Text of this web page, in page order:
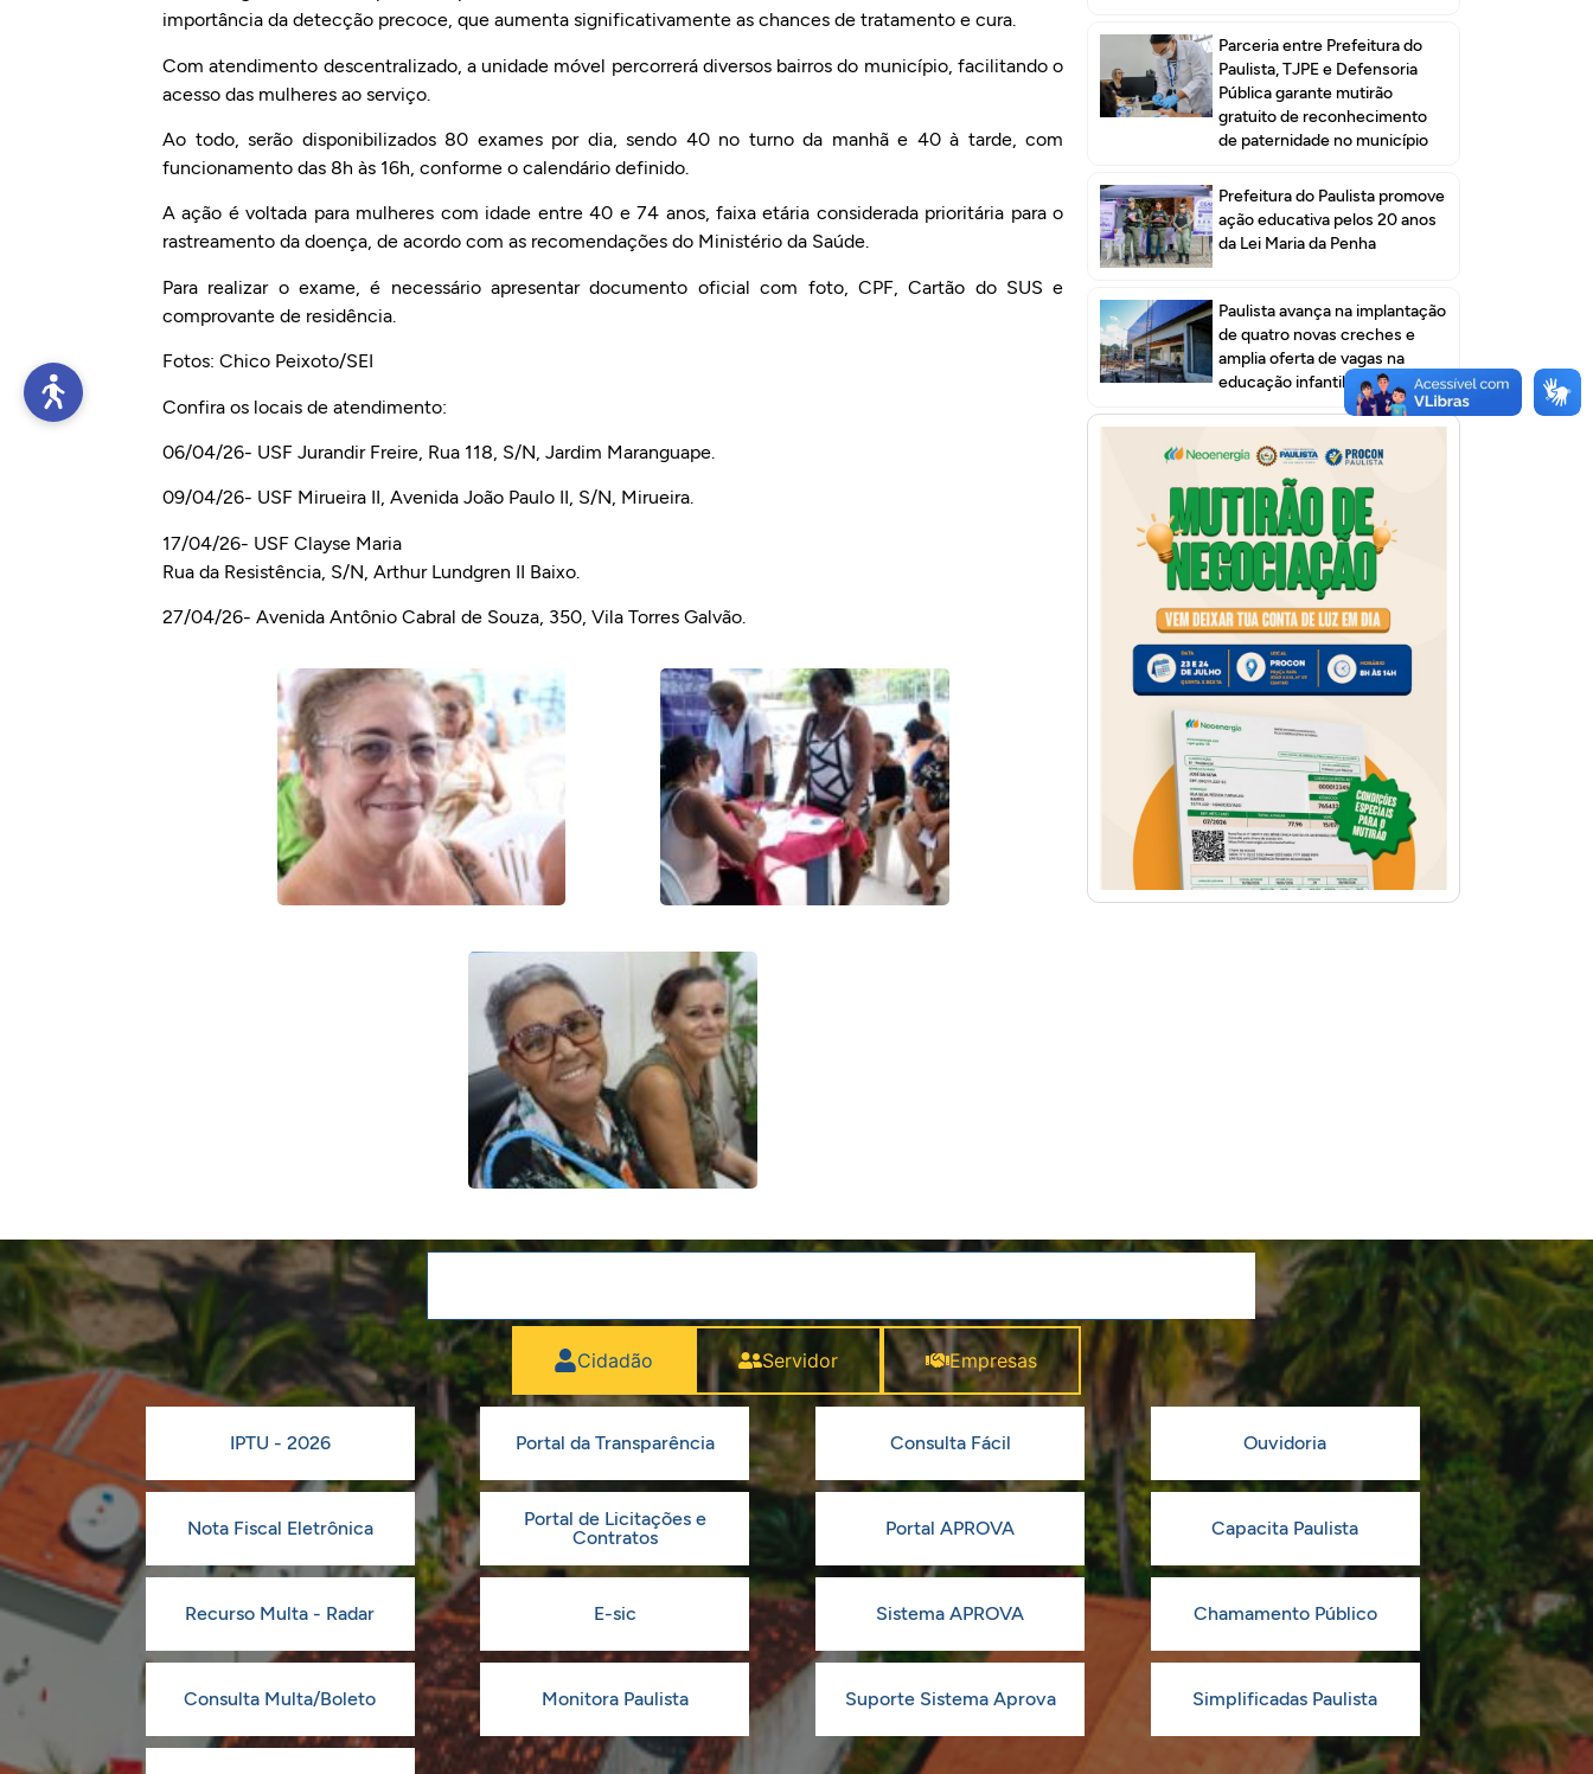
importância da detecção precoce, que aumenta significativamente as chances de tratamento e cura.
Com atendimento descentralizado, a unidade móvel percorrerá diversos bairros do município, facilitando o
acesso das mulheres ao serviço.
Ao todo, serão disponibilizados 80 exames por dia, sendo 40 no turno da manhã e 40 à tarde, com
funcionamento das 8h às 16h, conforme o calendário definido.
A ação é voltada para mulheres com idade entre 40 e 74 anos, faixa etária considerada prioritária para o
rastreamento da doença, de acordo com as recomendações do Ministério da Saúde.
Para realizar o exame, é necessário apresentar documento oficial com foto, CPF, Cartão do SUS e
comprovante de residência.
Fotos: Chico Peixoto/SEI
Confira os locais de atendimento:
06/04/26- USF Jurandir Freire, Rua 118, S/N, Jardim Maranguape.
09/04/26- USF Mirueira II, Avenida João Paulo II, S/N, Mirueira.
17/04/26- USF Clayse Maria
Rua da Resistência, S/N, Arthur Lundgren II Baixo.
27/04/26- Avenida Antônio Cabral de Souza, 350, Vila Torres Galvão.
Parceria entre Prefeitura do
Paulista, TJPE e Defensoria
Pública garante mutirão
gratuito de reconhecimento
de paternidade no município
Prefeitura do Paulista promove
ação educativa pelos 20 anos
da Lei Maria da Penha
Paulista avança na implantação
de quatro novas creches e
amplia oferta de vagas na
educação infantil
Cidadão Servidor Empresas
IPTU - 2026 Portal da Transparência Consulta Fácil Ouvidoria
Nota Fiscal Eletrônica
Portal de Licitações e
Contratos
Portal APROVA Capacita Paulista
Recurso Multa - Radar E-sic Sistema APROVA Chamamento Público
Consulta Multa/Boleto Monitora Paulista Suporte Sistema Aprova Simplificadas Paulista